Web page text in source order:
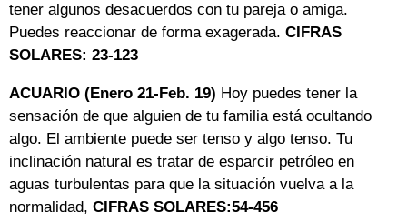
tener algunos desacuerdos con tu pareja o amiga.
Puedes reaccionar de forma exagerada. CIFRAS
SOLARES: 23-123
ACUARIO (Enero 21-Feb. 19) Hoy puedes tener la
sensación de que alguien de tu familia está ocultando
algo. El ambiente puede ser tenso y algo tenso. Tu
inclinación natural es tratar de esparcir petróleo en
aguas turbulentas para que la situación vuelva a la
normalidad, CIFRAS SOLARES:54-456